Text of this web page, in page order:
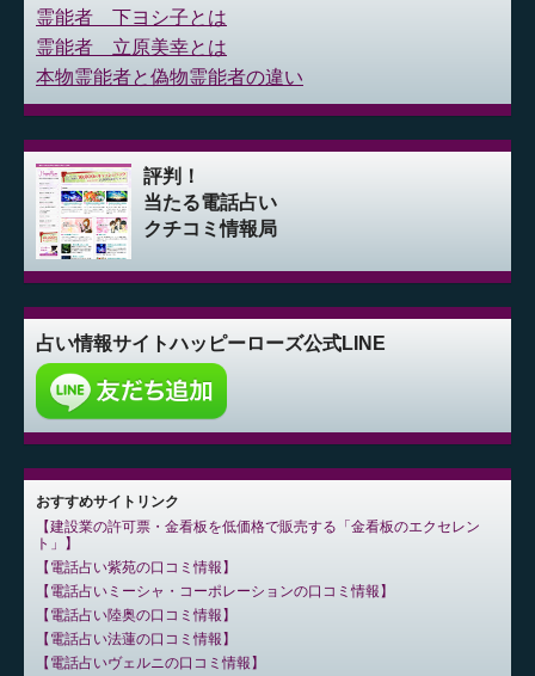
霊能者 下ヨシ子とは
霊能者 立原美幸とは
本物霊能者と偽物霊能者の違い
評判！
当たる電話占い
クチコミ情報局
占い情報サイトハッピーローズ公式LINE
おすすめサイトリンク
建設業の許可票・金看板を低価格で販売する「金看板のエクセレン
ト」
電話占い紫苑の口コミ情報
電話占いミーシャ・コーポレーションの口コミ情報
電話占い陸奥の口コミ情報
電話占い法蓮の口コミ情報
電話占いヴェルニの口コミ情報